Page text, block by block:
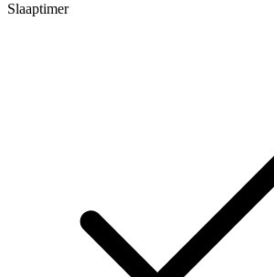
Slaaptimer